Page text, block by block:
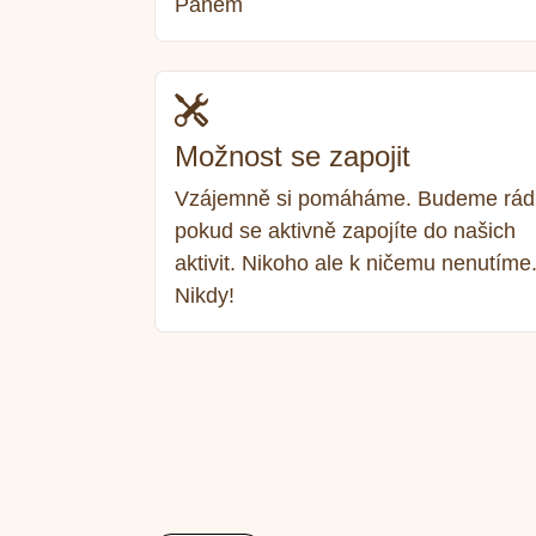
Pánem
Možnost se zapojit
Vzájemně si pomáháme. Budeme
pokud se aktivně zapojíte do našich
aktivit. Nikoho ale k ničemu nenutíme.
Nikdy!